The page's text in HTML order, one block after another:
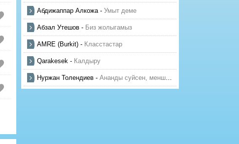
Абдижаппар Алкожа- Умыт деме
Абзал Утешов - Биз жолыгамыз
AMRE (Burkit) - Класстастар
Qarakesek - Калдыру
Нуржан Толендиев - Ананды суйсен, менше суй